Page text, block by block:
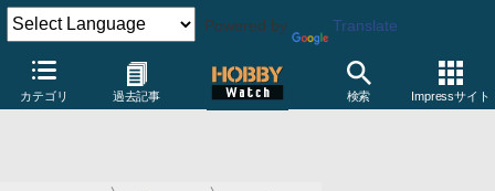
Powered by Translate
カテゴリ 過去記事 検索 Impressサイト